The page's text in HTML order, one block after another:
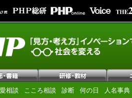
相談 こころ相談 診断 何の日 人名事典